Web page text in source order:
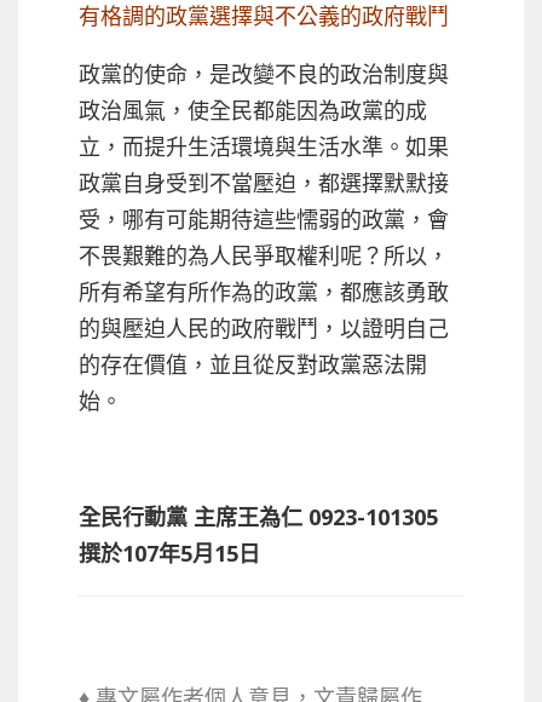
有格調的政黨選擇與不公義的政府戰鬥
政黨的使命，是改變不良的政治制度與
政治風氣，使全民都能因為政黨的成
立，而提升生活環境與生活水準。如果
政黨自身受到不當壓迫，都選擇默默接
受，哪有可能期待這些懦弱的政黨，會
不畏艱難的為人民爭取權利呢？所以，
所有希望有所作為的政黨，都應該勇敢
的與壓迫人民的政府戰鬥，以證明自己
的存在價值，並且從反對政黨惡法開
始。
全民行動黨 主席王為仁 0923-101305
撰於107年5月15日